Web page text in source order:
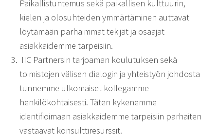
Paikallistuntemus sekä paikallisen kulttuurin,
kielen ja olosuhteiden ymmärtäminen auttavat
löytämään parhaimmat tekijät ja osaajat
asiakkaidemme tarpeisiin.
IIC Partnersin tarjoaman koulutuksen sekä
toimistojen välisen dialogin ja yhteistyön johdosta
tunnemme ulkomaiset kollegamme
henkilökohtaisesti. Täten kykenemme
identifioimaan asiakkaidemme tarpeisiin parhaiten
vastaavat konsulttiresurssit.